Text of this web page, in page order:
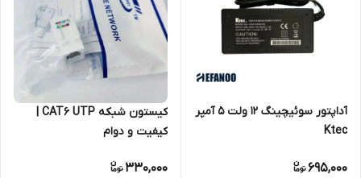
آداپتور سوئیچینگ 12 ولت 5 آمپر
Ktec
695,000
کیستون شبکه CAT6 UTP |
کیفیت و دوام
330,000